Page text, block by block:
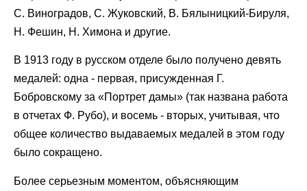
С. Виноградов, С. Жуковский, В. Бялыницкий-Бируля,
Н. Фешин, Н. Химона и другие.
В 1913 году в русском отделе было получено девять
медалей: одна - первая, присужденная Г.
Бобровскому за «Портрет дамы» (так названа работа
в отчетах Ф. Рубо), и восемь - вторых, учитывая, что
общее количество выдаваемых медалей в этом году
было сокращено.
Более серьезным моментом, объясняющим